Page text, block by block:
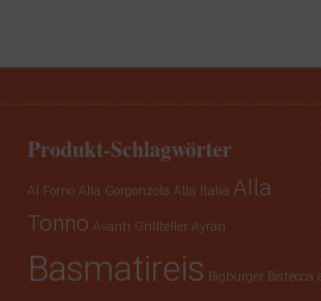
Produkt-Schlagwörter
Al Forno Alla Gorgonzola Alla Italia Alla
Tonno Avanti Grillteller Ayran
Basmatireis Bigburger Bistecca